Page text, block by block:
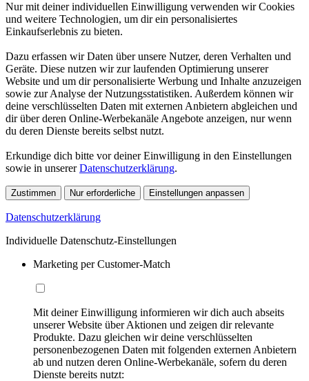
Nur mit deiner individuellen Einwilligung verwenden wir Cookies
und weitere Technologien, um dir ein personalisiertes
Einkaufserlebnis zu bieten.
Dazu erfassen wir Daten über unsere Nutzer, deren Verhalten und
Geräte. Diese nutzen wir zur laufenden Optimierung unserer
Website und um dir personalisierte Werbung und Inhalte anzuzeigen
sowie zur Analyse der Nutzungsstatistiken. Außerdem können wir
deine verschlüsselten Daten mit externen Anbietern abgleichen und
dir über deren Online-Werbekanäle Angebote anzeigen, nur wenn
du deren Dienste bereits selbst nutzt.
Erkundige dich bitte vor deiner Einwilligung in den Einstellungen
sowie in unsererDatenschutzerklärung.
Zustimmen Nur erforderliche Einstellungen anpassen
Datenschutzerklärung
Individuelle Datenschutz-Einstellungen
Marketing per Customer-Match
Mit deiner Einwilligung informieren wir dich auch abseits
unserer Website über Aktionen und zeigen dir relevante
Produkte. Dazu gleichen wir deine verschlüsselten
personenbezogenen Daten mit folgenden externen Anbietern
ab und nutzen deren Online-Werbekanäle, sofern du deren
Dienste bereits nutzt: